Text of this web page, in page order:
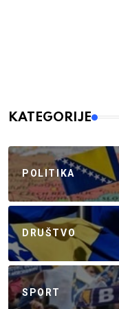
KATEGORIJE
POLITIKA
DRUŠTVO
SPORT